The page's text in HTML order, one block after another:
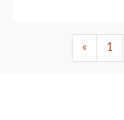
« 1